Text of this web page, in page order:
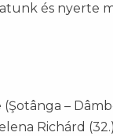
és nyerte
–
Richárd